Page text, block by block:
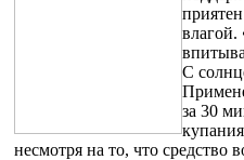
влагой.
С
за 30
несмотря на то, что средство